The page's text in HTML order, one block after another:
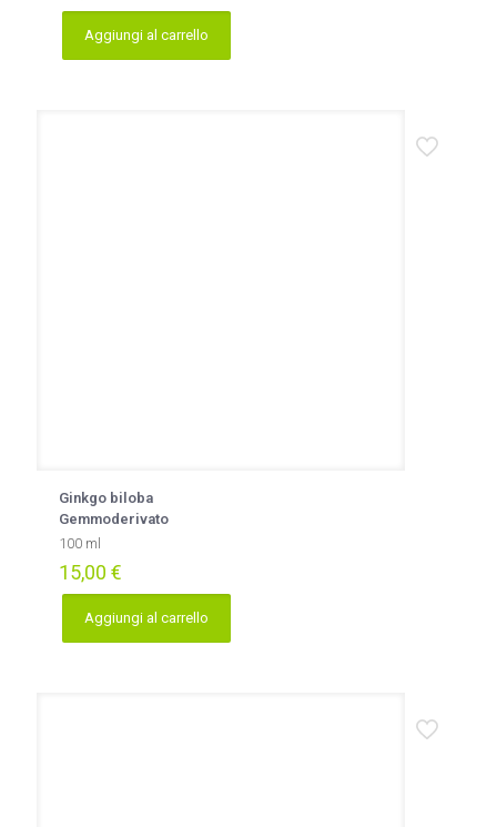
Aggiungi al carrello
Ginkgo biloba
Gemmoderivato
100 ml
15,00 €
Aggiungi al carrello